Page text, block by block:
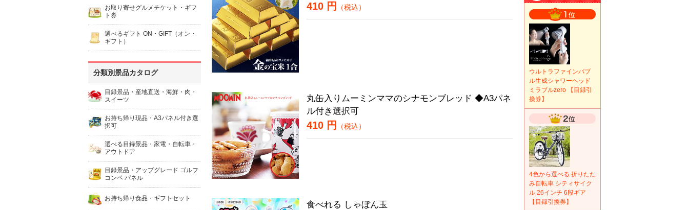
お取り寄せグルメチケット・ギフ
ト券
選べるギフト ON・GIFT（オン・
ギフト）
分類別景品カタログ
目録景品・産地直送・海鮮・肉・
スイーツ
お持ち帰り現品・A3パネル付き選
択可
選べる目録景品・家電・自転車・
アウトドア
目録景品・アップグレード ゴルフ
コンペ パネル
お持ち帰り食品・ギフトセット
410 円 （税込）
丸缶入りムーミンママのシナモンブレッド ◆A3パネ
ル付き選択可
410 円 （税込）
食べれる しゃぼん玉
ウルトラファインバブ
ル生成シャワーヘッド
ミラブルzero 【目録引
換券】
4色から選べる 折りたた
み自転車 シティサイク
ル 26インチ 6段ギア
【目録引換券】